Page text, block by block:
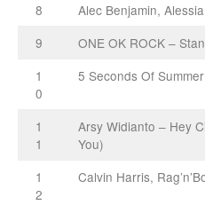
8
Alec Benjamin,
9
ONE OK ROCK –
1
0
5 Seconds Of
1
1
Arsy Widianto – Hey
You)
1
2
Calvin Harris,